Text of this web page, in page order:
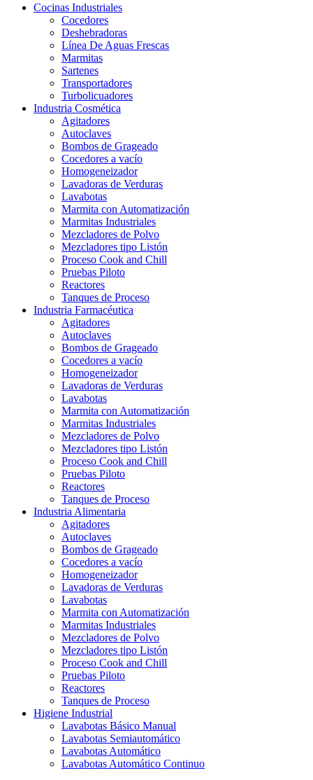
Cocinas Industriales
Cocedores
Deshebradoras
Línea De Aguas Frescas
Marmitas
Sartenes
Transportadores
Turbolicuadores
Industria Cosmética
Agitadores
Autoclaves
Bombos de Grageado
Cocedores a vacío
Homogeneizador
Lavadoras de Verduras
Lavabotas
Marmita con Automatización
Marmitas Industriales
Mezcladores de Polvo
Mezcladores tipo Listón
Proceso Cook and Chill
Pruebas Piloto
Reactores
Tanques de Proceso
Industria Farmacéutica
Agitadores
Autoclaves
Bombos de Grageado
Cocedores a vacío
Homogeneizador
Lavadoras de Verduras
Lavabotas
Marmita con Automatización
Marmitas Industriales
Mezcladores de Polvo
Mezcladores tipo Listón
Proceso Cook and Chill
Pruebas Piloto
Reactores
Tanques de Proceso
Industria Alimentaria
Agitadores
Autoclaves
Bombos de Grageado
Cocedores a vacío
Homogeneizador
Lavadoras de Verduras
Lavabotas
Marmita con Automatización
Marmitas Industriales
Mezcladores de Polvo
Mezcladores tipo Listón
Proceso Cook and Chill
Pruebas Piloto
Reactores
Tanques de Proceso
Higiene Industrial
Lavabotas Básico Manual
Lavabotas Semiautomático
Lavabotas Automático
Lavabotas Automático Continuo